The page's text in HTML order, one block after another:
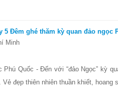
5 Đêm ghé thăm kỳ quan đảo ngọc
Minh
Quốc - Đến với “đảo Ngọc” kỳ
đẹp thiên nhiên thuần khiết, hoang